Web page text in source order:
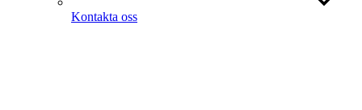
Kontakta oss